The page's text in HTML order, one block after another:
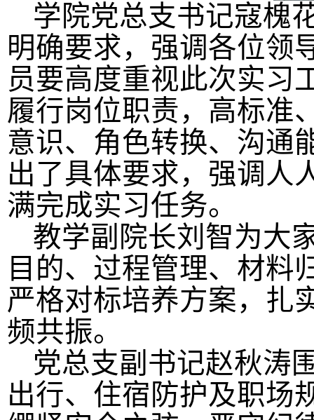
学院党总支书记寇槐
明确要求，强调各位领
员要高度重视此次实习
履行岗位职责，高标准
意识、角色转换、沟通
出了具体要求，强调人
满完成实习任务。
教学副院长刘智为大
目的、过程管理、材料
严格对标培养方案，扎
频共振。
党总支副书记赵秋涛
出行、住宿防护及职场